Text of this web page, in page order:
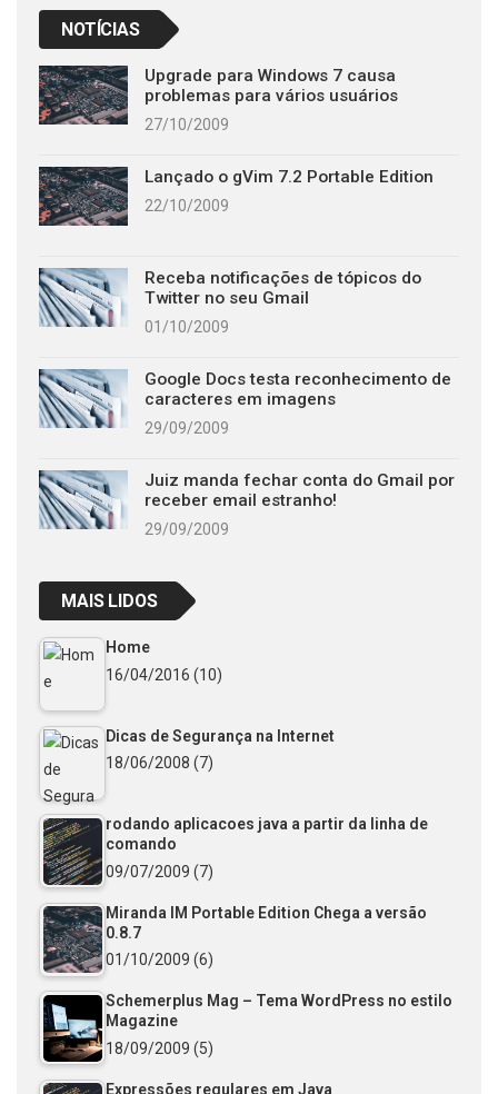
NOTÍCIAS
Upgrade para Windows 7 causa
problemas para vários usuários
27/10/2009
Lançado o gVim 7.2 Portable Edition
22/10/2009
Receba notificações de tópicos do
Twitter no seu Gmail
01/10/2009
Google Docs testa reconhecimento de
caracteres em imagens
29/09/2009
Juiz manda fechar conta do Gmail por
receber email estranho!
29/09/2009
MAIS LIDOS
Home
16/04/2016 (10)
Dicas de Segurança na Internet
18/06/2008 (7)
rodando aplicacoes java a partir da linha de
comando
09/07/2009 (7)
Miranda IM Portable Edition Chega a versão
0.8.7
01/10/2009 (6)
Schemerplus Mag – Tema WordPress no estilo
Magazine
18/09/2009 (5)
Expressões regulares em Java